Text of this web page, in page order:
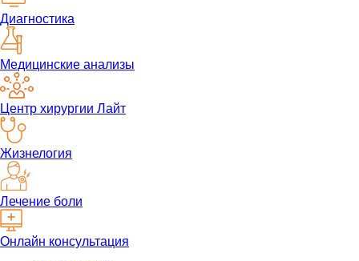
Диагностика
Медицинские анализы
Центр хирургии Лайт
Жизнелогия
Лечение боли
Онлайн консультация